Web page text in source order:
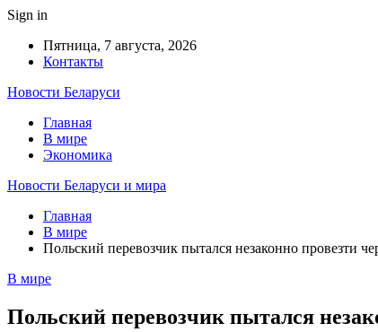
Sign in
Пятница, 7 августа, 2026
Контакты
Новости Беларуси
Главная
В мире
Экономика
Новости Беларуси и мира
Главная
В мире
Польский перевозчик пытался незаконно провезти
В мире
Польский перевозчик пытался